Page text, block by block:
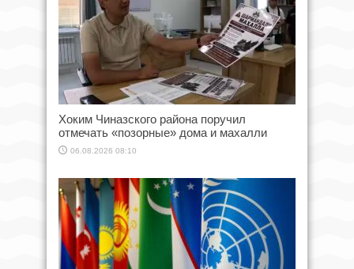
Хоким Чиназского района поручил
отмечать «позорные» дома и махалли
06.08.2026 08:10